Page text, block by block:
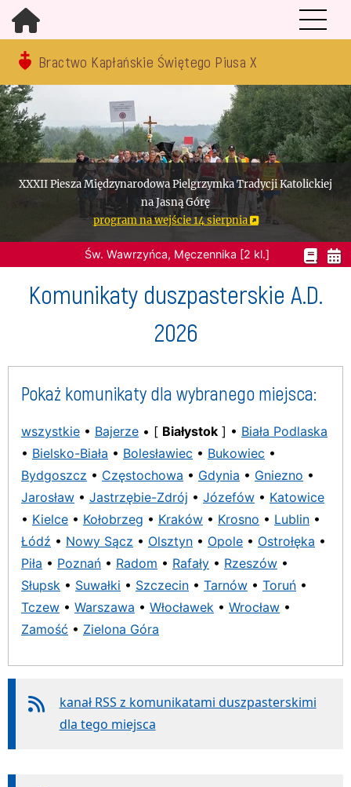
Bractwo Kapłańskie Świętego Piusa X
XXXII Piesza Międzynarodowa Pielgrzymka Tradycji Katolickiej
na Jasną Górę
program na wejście 14 sierpnia
Św. Wawrzyńca, Męczennika [2 kl.]
Komunikaty duszpasterskie A.D.
2026
Pokaż komunikaty dla wybranego miejsca:
wszystkie • Bajerze • [ Białystok ] • Biała Podlaska
• Bielsko-Biała • Bolesławiec • Bukowiec •
Bydgoszcz • Częstochowa • Gdynia • Gniezno •
Jarosław • Jastrzębie-Zdrój • Józefów • Katowice
• Kielce • Kołobrzeg • Kraków • Krosno • Lublin •
Łódź • Nowy Sącz • Olsztyn • Opole • Ostrołęka •
Piła • Poznań • Radom • Rafały • Rzeszów •
Słupsk • Suwałki • Szczecin • Tarnów • Toruń •
Tczew • Warszawa • Włocławek • Wrocław •
Zamość • Zielona Góra
kanał RSS z komunikatami duszpasterskimi
dla tego miejsca